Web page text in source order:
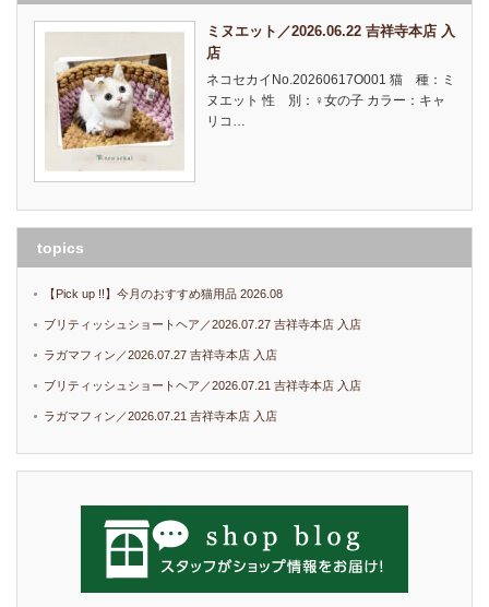
ミヌエット／2026.06.22 吉祥寺本店 入
店
ネコセカイNo.20260617O001 猫 種：ミ
ヌエット 性 別：♀女の子 カラー：キャ
リコ…
topics
【Pick up !!】今月のおすすめ猫用品 2026.08
ブリティッシュショートヘア／2026.07.27 吉祥寺本店 入店
ラガマフィン／2026.07.27 吉祥寺本店 入店
ブリティッシュショートヘア／2026.07.21 吉祥寺本店 入店
ラガマフィン／2026.07.21 吉祥寺本店 入店